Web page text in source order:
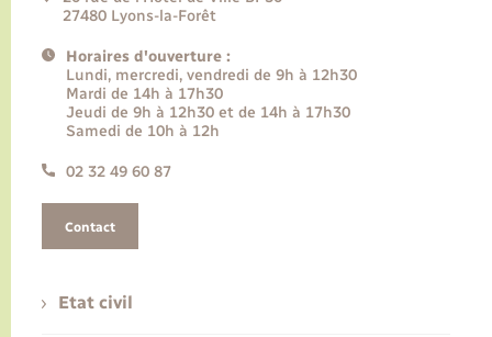
27480 Lyons-la-Forêt
Horaires d'ouverture :
Lundi, mercredi, vendredi de 9h à 12h30
Mardi de 14h à 17h30
Jeudi de 9h à 12h30 et de 14h à 17h30
Samedi de 10h à 12h
02 32 49 60 87
Contact
Etat civil